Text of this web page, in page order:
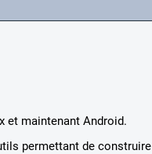
et maintenant Android.
permettant de construire